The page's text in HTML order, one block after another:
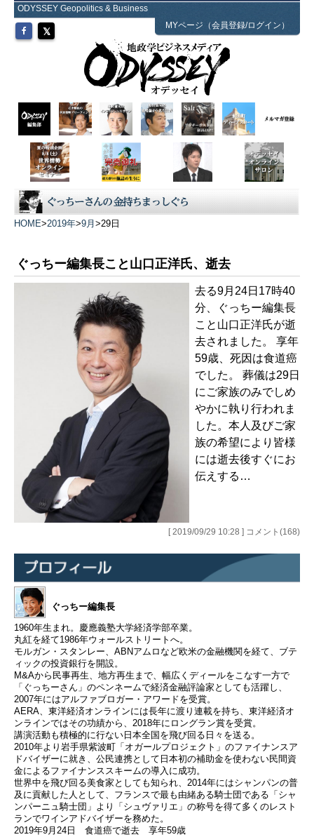
ODYSSEY Geopolitics & Business
MYページ（会員登録/ログイン）
HOME>2019年>9月 >29日
ぐっちー編集長こと山口正洋氏、逝去
去る9月24日17時40
分、ぐっちー編集長
こと山口正洋氏が逝
去されました。 享年
59歳、死因は食道癌
でした。 葬儀は29日
にご家族のみでしめ
やかに執り行われま
した。本人及びご家
族の希望により皆様
には逝去後すぐにお
伝えする…
[ 2019/09/29 10:28 ] コメント(168)
ぐっちー編集長
1960年生まれ。慶應義塾大学経済学部卒業。
丸紅を経て1986年ウォールストリートへ。
モルガン・スタンレー、ABNアムロなど欧米の金融機関を経て、ブテ
ィックの投資銀行を開設。
M&Aから民事再生、地方再生まで、幅広くディールをこなす一方で
「ぐっちーさん」のペンネームで経済金融評論家としても活躍し、
2007年にはアルファブロガー・アワードを受賞。
AERA、東洋経済オンラインには長年に渡り連載を持ち、東洋経済オ
ンラインではその功績から、2018年にロングラン賞を受賞。
講演活動も積極的に行ない日本全国を飛び回る日々を送る。
2010年より岩手県紫波町「オガールプロジェクト」のファイナンスア
ドバイザーに就き、公民連携として日本初の補助金を使わない民間資
金によるファイナンススキームの導入に成功。
世界中を飛び回る美食家としても知られ、2014年にはシャンパンの普
及に貢献した人として、フランスで最も由緒ある騎士団である「シャ
ンパーニュ騎士団」より「シュヴァリエ」の称号を得て多くのレスト
ランでワインアドバイザーを務めた。
2019年9月24日 食道癌で逝去 享年59歳